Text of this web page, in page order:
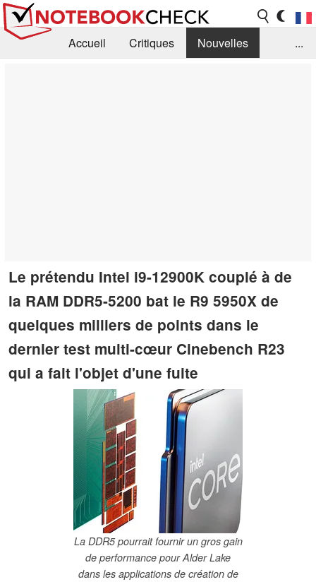
Accueil Critiques
Nouvelles
...
Le prétendu Intel i9-12900K couplé à de
la RAM DDR5-5200 bat le R9 5950X de
quelques milliers de points dans le
dernier test multi-cœur Cinebench R23
qui a fait l'objet d'une fuite
La DDR5 pourrait fournir un gros gain
de performance pour Alder Lake
dans les applications de création de